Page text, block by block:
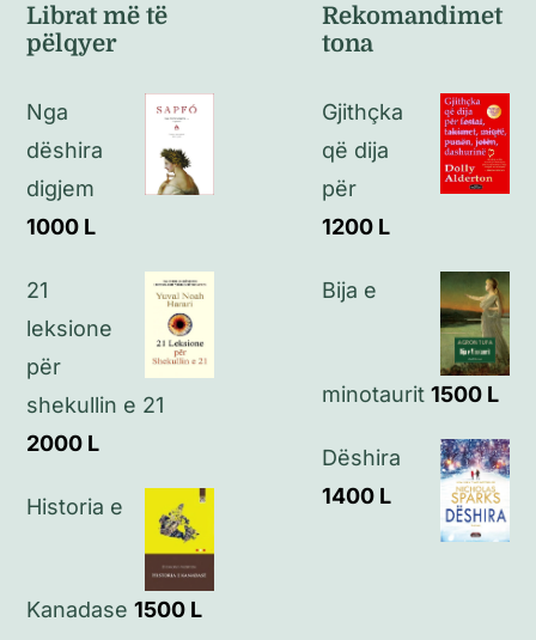
Politikat e kthimeve
Politikat e privatësisë
Librat më të
pëlqyer
Nga
dëshira
digjem
1000 L
21
leksione
për
shekullin e 21
2000 L
Historia e
Kanadase 1500 L
Rekomandimet
tona
Gjithçka
që dija
për
1200 L
Bija e
minotaurit 1500 L
Dëshira
1400 L